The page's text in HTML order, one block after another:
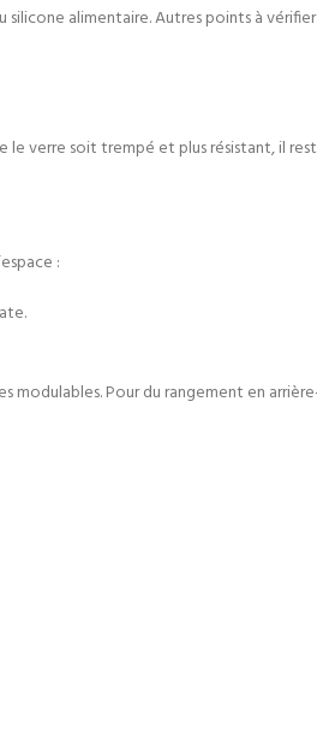
alimentaire. Autres points à
verre soit trempé et plus résistant, il
:
Pour du rangement en